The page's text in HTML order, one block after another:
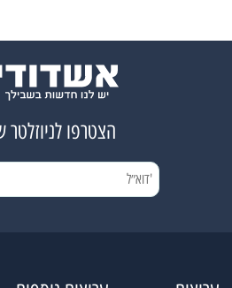
הצטרפו לניוזלטר